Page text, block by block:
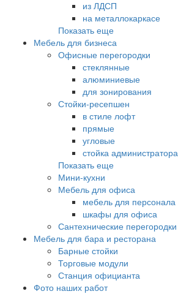
из ЛДСП
на металлокаркасе
Показать еще
Мебель для бизнеса
Офисные перегородки
стеклянные
алюминиевые
для зонирования
Стойки-ресепшен
в стиле лофт
прямые
угловые
стойка администратора
Показать еще
Мини-кухни
Мебель для офиса
мебель для персонала
шкафы для офиса
Сантехнические перегородки
Мебель для бара и ресторана
Барные стойки
Торговые модули
Станция официанта
Фото наших работ